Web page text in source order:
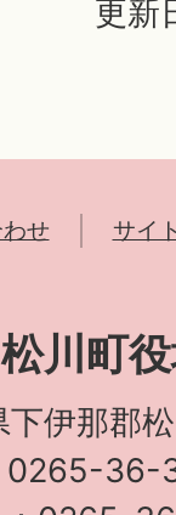
更新
せ サイ
松川町
伊那郡
0265-36-